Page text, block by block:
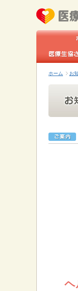
ホーム お
ヘ